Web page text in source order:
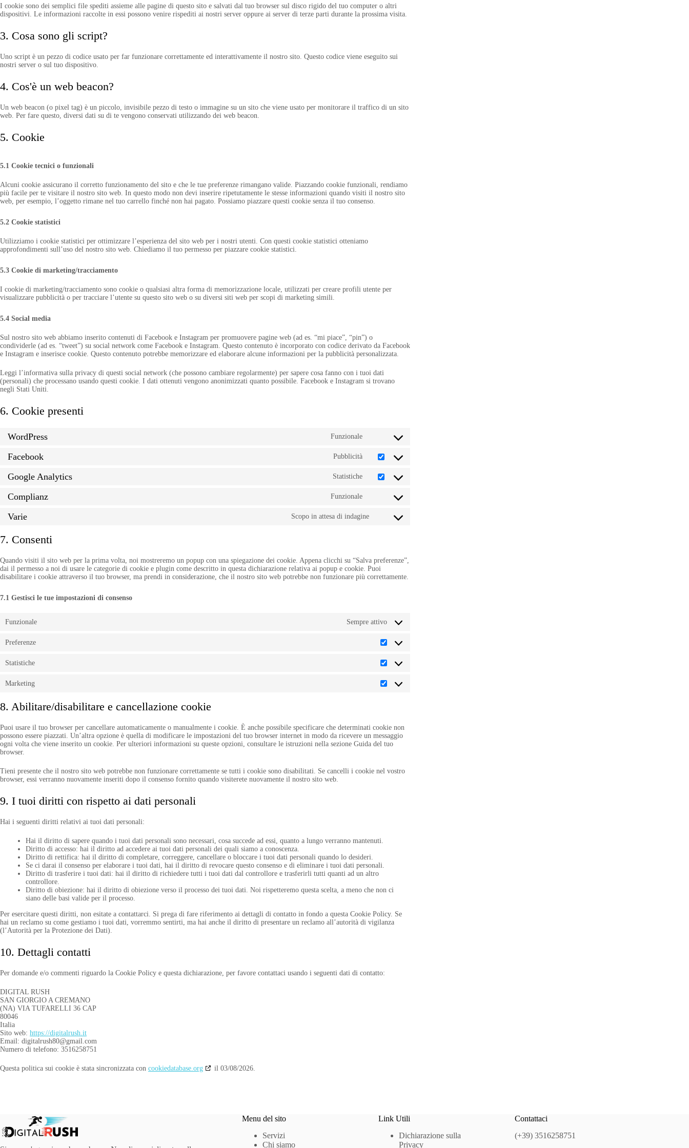
I cookie sono dei semplici file spediti assieme alle pagine di questo sito e salvati dal tuo browser sul disco rigido del tuo computer o altri
dispositivi. Le informazioni raccolte in essi possono venire rispediti ai nostri server oppure ai server di terze parti durante la prossima visita.
3. Cosa sono gli script?
Uno script è un pezzo di codice usato per far funzionare correttamente ed interattivamente il nostro sito. Questo codice viene eseguito sui
nostri server o sul tuo dispositivo.
4. Cos'è un web beacon?
Un web beacon (o pixel tag) è un piccolo, invisibile pezzo di testo o immagine su un sito che viene usato per monitorare il traffico di un sito
web. Per fare questo, diversi dati su di te vengono conservati utilizzando dei web beacon.
5. Cookie
5.1 Cookie tecnici o funzionali
Alcuni cookie assicurano il corretto funzionamento del sito e che le tue preferenze rimangano valide. Piazzando cookie funzionali, rendiamo
più facile per te visitare il nostro sito web. In questo modo non devi inserire ripetutamente le stesse informazioni quando visiti il nostro sito
web, per esempio, l’oggetto rimane nel tuo carrello finché non hai pagato. Possiamo piazzare questi cookie senza il tuo consenso.
5.2 Cookie statistici
Utilizziamo i cookie statistici per ottimizzare l’esperienza del sito web per i nostri utenti. Con questi cookie statistici otteniamo
approfondimenti sull’uso del nostro sito web. Chiediamo il tuo permesso per piazzare cookie statistici.
5.3 Cookie di marketing/tracciamento
I cookie di marketing/tracciamento sono cookie o qualsiasi altra forma di memorizzazione locale, utilizzati per creare profili utente per
visualizzare pubblicità o per tracciare l’utente su questo sito web o su diversi siti web per scopi di marketing simili.
5.4 Social media
Sul nostro sito web abbiamo inserito contenuti di Facebook e Instagram per promuovere pagine web (ad es. “mi piace”, “pin”) o
condividerle (ad es. “tweet”) su social network come Facebook e Instagram. Questo contenuto è incorporato con codice derivato da Facebook
e Instagram e inserisce cookie. Questo contenuto potrebbe memorizzare ed elaborare alcune informazioni per la pubblicità personalizzata.
Leggi l’informativa sulla privacy di questi social network (che possono cambiare regolarmente) per sapere cosa fanno con i tuoi dati
(personali) che processano usando questi cookie. I dati ottenuti vengono anonimizzati quanto possibile. Facebook e Instagram si trovano
negli Stati Uniti.
6. Cookie presenti
WordPress Funzionale
Consent
service
Facebook Pubblicità
Consent
service
Google Analytics Statistiche
Consent
analytics
Complianz Funzionale
Consent
Varie Scopo in attesa di indagine
Consent
7. Consenti
Quando visiti il sito web per la prima volta, noi mostreremo un popup con una spiegazione dei cookie. Appena clicchi su “Salva preferenze”,
dai il permesso a noi di usare le categorie di cookie e plugin come descritto in questa dichiarazione relativa ai popup e cookie. Puoi
disabilitare i cookie attraverso il tuo browser, ma prendi in considerazione, che il nostro sito web potrebbe non funzionare più correttamente.
7.1 Gestisci le tue impostazioni di consenso
Funzionale Sempre attivo
Preferenze Preferenze
Statistiche Statistiche
Marketing Marketing
8. Abilitare/disabilitare e cancellazione cookie
Puoi usare il tuo browser per cancellare automaticamente o manualmente i cookie. È anche possibile specificare che determinati cookie non
possono essere piazzati. Un’altra opzione è quella di modificare le impostazioni del tuo browser internet in modo da ricevere un messaggio
ogni volta che viene inserito un cookie. Per ulteriori informazioni su queste opzioni, consultare le istruzioni nella sezione Guida del tuo
browser.
Tieni presente che il nostro sito web potrebbe non funzionare correttamente se tutti i cookie sono disabilitati. Se cancelli i cookie nel vostro
browser, essi verranno nuovamente inseriti dopo il consenso fornito quando visiterete nuovamente il nostro sito web.
9. I tuoi diritti con rispetto ai dati personali
Hai i seguenti diritti relativi ai tuoi dati personali:
Hai il diritto di sapere quando i tuoi dati personali sono necessari, cosa succede ad essi, quanto a lungo verranno mantenuti.
Diritto di accesso: hai il diritto ad accedere ai tuoi dati personali dei quali siamo a conoscenza.
Diritto di rettifica: hai il diritto di completare, correggere, cancellare o bloccare i tuoi dati personali quando lo desideri.
Se ci darai il consenso per elaborare i tuoi dati, hai il diritto di revocare questo consenso e di eliminare i tuoi dati personali.
Diritto di trasferire i tuoi dati: hai il diritto di richiedere tutti i tuoi dati dal controllore e trasferirli tutti quanti ad un altro
controllore.
Diritto di obiezione: hai il diritto di obiezione verso il processo dei tuoi dati. Noi rispetteremo questa scelta, a meno che non ci
siano delle basi valide per il processo.
Per esercitare questi diritti, non esitate a contattarci. Si prega di fare riferimento ai dettagli di contatto in fondo a questa Cookie Policy. Se
hai un reclamo su come gestiamo i tuoi dati, vorremmo sentirti, ma hai anche il diritto di presentare un reclamo all’autorità di vigilanza
(l’Autorità per la Protezione dei Dati).
10. Dettagli contatti
Per domande e/o commenti riguardo la Cookie Policy e questa dichiarazione, per favore contattaci usando i seguenti dati di contatto:
DIGITAL RUSH
SAN GIORGIO A CREMANO
(NA) VIA TUFARELLI 36 CAP
80046
Italia
Sito web: https://digitalrush.it
Email: digitalrush80@gmail.com
Numero di telefono: 3516258751
Questa politica sui cookie è stata sincronizzata con cookiedatabase.org il 03/08/2026.
Menu del sito
Servizi
Chi siamo
Link Utili
Dichiarazione sulla
Privacy
Contattaci
(+39) 3516258751